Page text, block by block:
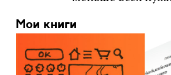
Мои книги